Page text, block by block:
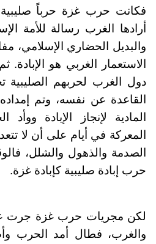
فكانت حرب غزة حرباً صليبية
أرادها الغرب رسالة للأمة
والبديل الحضاري الإسلامي،
الاستعمار الغربي هو
دول الغرب لحربهم الصليبية
القاعدة عن نفسه، وتم
المادية لإنجاز الإبادة
المعركة في أيام على أن لا
الصدمة والذهول والشلل،
حرب إبادة صليبية كإبادة غزة.
لكن مجريات حرب غزة جرت
والغرب، فطال أمد الحرب